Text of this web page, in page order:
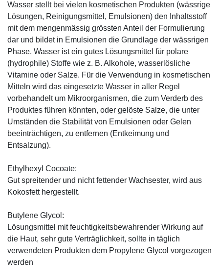
Wasser stellt bei vielen kosmetischen Produkten (wässrige
Lösungen, Reinigungsmittel, Emulsionen) den Inhaltsstoff
mit dem mengenmässig grössten Anteil der Formulierung
dar und bildet in Emulsionen die Grundlage der wässrigen
Phase. Wasser ist ein gutes Lösungsmittel für polare
(hydrophile) Stoffe wie z. B. Alkohole, wasserlösliche
Vitamine oder Salze. Für die Verwendung in kosmetischen
Mitteln wird das eingesetzte Wasser in aller Regel
vorbehandelt um Mikroorganismen, die zum Verderb des
Produktes führen könnten, oder gelöste Salze, die unter
Umständen die Stabilität von Emulsionen oder Gelen
beeinträchtigen, zu entfernen (Entkeimung und
Entsalzung).
Ethylhexyl Cocoate:
Gut spreitender und nicht fettender Wachsester, wird aus
Kokosfett hergestellt.
Butylene Glycol:
Lösungsmittel mit feuchtigkeitsbewahrender Wirkung auf
die Haut, sehr gute Verträglichkeit, sollte in täglich
verwendeten Produkten dem Propylene Glycol vorgezogen
werden